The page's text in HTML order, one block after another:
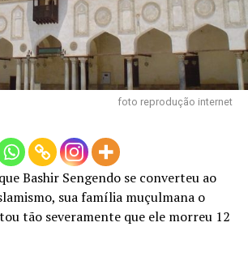
foto reprodução internet
Bashir Sengendo se converteu ao
sua família muçulmana o
tão severamente que ele morreu 12